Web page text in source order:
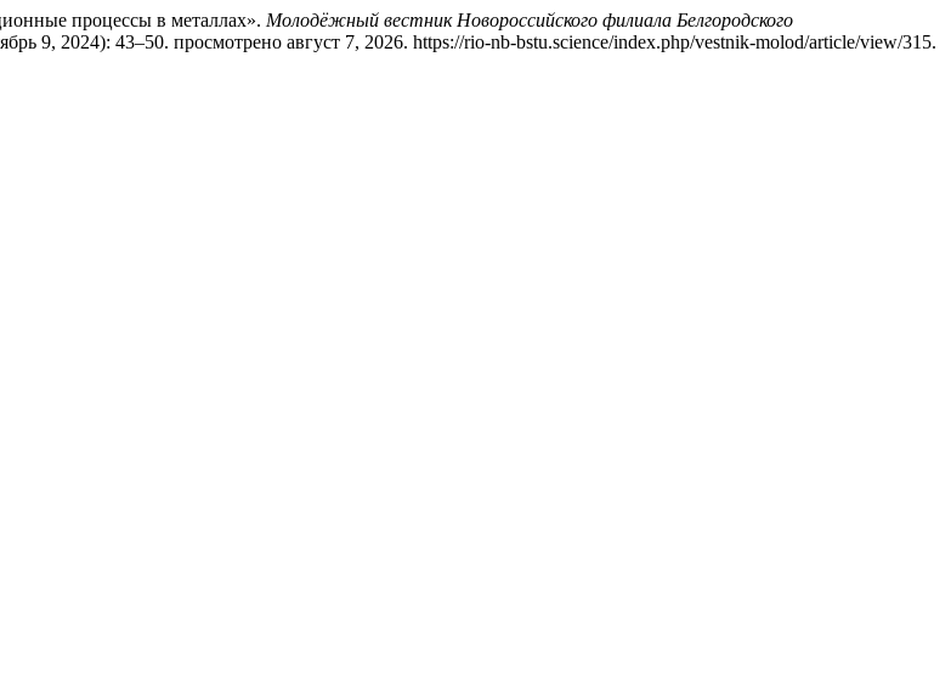
процессы в металлах». Молодёжный вестник Новороссийского филиала Белгородского
9, 2024): 43–50. просмотрено август 7, 2026. https://rio-nb-bstu.science/index.php/vestnik-molod/article/view/315.